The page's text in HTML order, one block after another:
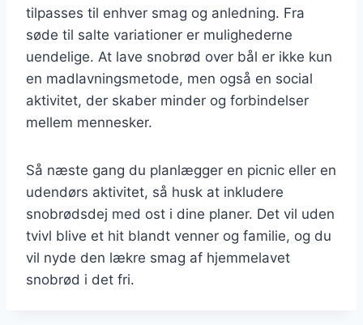
tilpasses til enhver smag og anledning. Fra
søde til salte variationer er mulighederne
uendelige. At lave snobrød over bål er ikke kun
en madlavningsmetode, men også en social
aktivitet, der skaber minder og forbindelser
mellem mennesker.
Så næste gang du planlægger en picnic eller en
udendørs aktivitet, så husk at inkludere
snobrødsdej med ost i dine planer. Det vil uden
tvivl blive et hit blandt venner og familie, og du
vil nyde den lækre smag af hjemmelavet
snobrød i det fri.